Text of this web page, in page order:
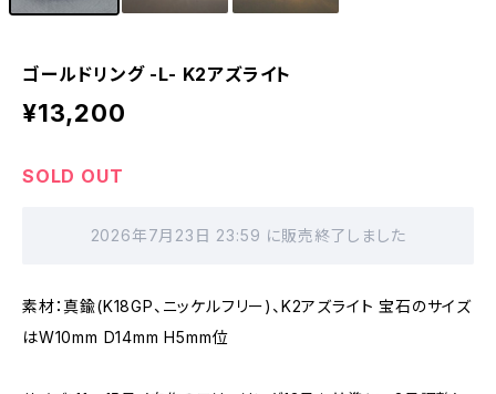
ゴールドリング -L- K2アズライト
¥13,200
SOLD OUT
2026年7月23日 23:59 に販売終了しました
素材：真鍮(K18GP、ニッケルフリー)、K2アズライト 宝石のサイズ
はW10mm D14mm H5mm位